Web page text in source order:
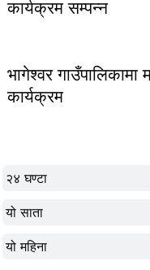
२४ घण्टा
यो साता
यो महिना
कार्यक्रम सम्पन्न
भागेश्वर गाउँपालिकामा
कार्यक्रम